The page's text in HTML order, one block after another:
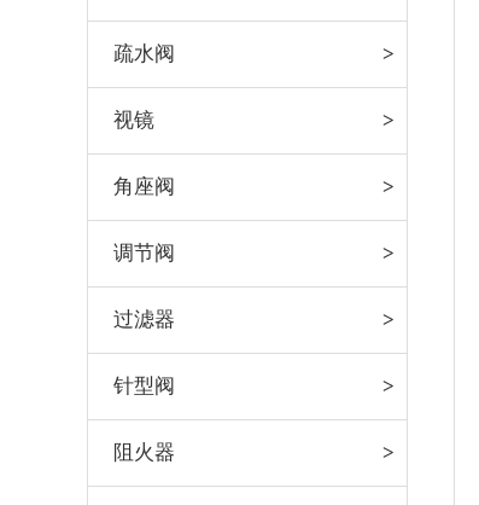
疏水阀
视镜
角座阀
调节阀
过滤器
针型阀
阻火器